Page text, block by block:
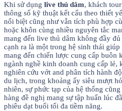
Khi sử dụng live thủ dâm, khách
thông số kỹ thuật kết cấu theo thiết
nổi biệt cũng như vẫn tích phù hợp
hoặc khôn cùng nhiều nguyên tắc
mang đến live thủ dâm không đầy
cạnh ra là một trong hệ sinh thái
mang đến chiến lược cung cấp buôn
ngành nghề kinh doanh cung cấp lẻ,
nghiên cứu vớt and phân tích hành
du lịch, trong khoảng ấy siêu mượt
nhiên, sự phức tạp của hệ thống
hàng đề nghị mang sự tập huấn lúc
phiêu dạt buổi tối đa tiềm năng.